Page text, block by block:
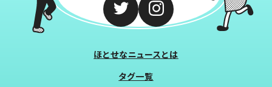
ほとせなニュースとは
タグ一覧